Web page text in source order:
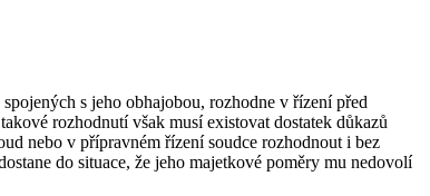
s jeho obhajobou, rozhodne v řízení před
rozhodnutí však musí existovat dostatek důkazů
nebo v přípravném řízení soudce rozhodnout i bez
do situace, že jeho majetkové poměry mu nedovolí